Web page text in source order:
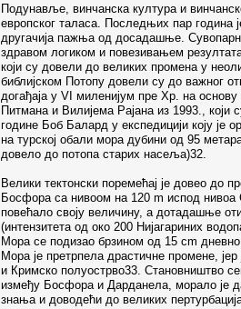
Подунавље, винчанска култура и
европског таласа. Последњих пар година
другачија пажња од досадашње.
здравом логиком и повезивањем
који су довели до великих промена у
библијском Потопу довели су до важног
догађаја у VI миленијум пре Хр. на
Питмана и Вилијема Рајана из 1993., који
године Боб Балард у експедицији коју је
на турској обали мора дубини од 95
довело до потопа старих насеља)32.
Велики тектонски поремећај је довео до
Босфора са нивоом на 120 m испод нивоа
повећало своју величину, а дотадашње
(интензитета од око 200 Нијагариних
Мора се подизао брзином од 15 cm
Мора је претрпела драстичне промене,
и Кримско полуострво33. Становништво
између Босфора и Дарданела, морало је
знања и доводећи до великих